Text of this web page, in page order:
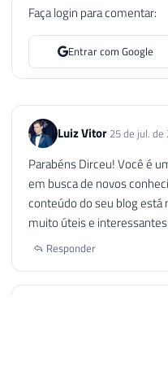
Faça login para comentar:
Entrar com Google
Luiz Vitor 25 de jul. de
Parabéns Dirceu! Você é
em busca de novos
conteúdo do seu blog está
muito úteis e
Responder